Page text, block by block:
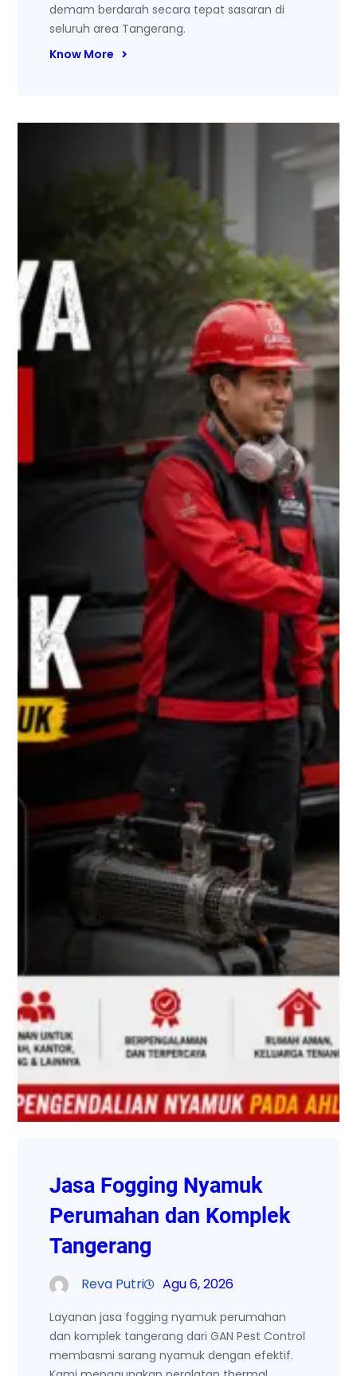
demam berdarah secara tepat sasaran di
seluruh area Tangerang.
Know More
Jasa Fogging Nyamuk
Perumahan dan Komplek
Tangerang
Reva Putri Agu 6, 2026
Layanan jasa fogging nyamuk perumahan
dan komplek tangerang dari GAN Pest Control
membasmi sarang nyamuk dengan efektif.